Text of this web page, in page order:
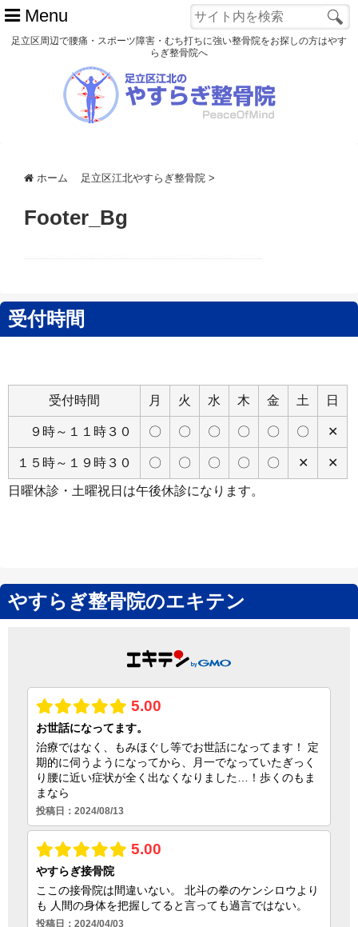
Menu
患者様の声
blog
足立区周辺で腰痛・スポーツ障害・むち打ちに強い整骨院をお探しの方はやす
らぎ整骨院へ
ホーム 足立区江北やすらぎ整骨院 >
Footer_Bg
受付時間
受付時間 月 火 水 木 金 土 日
９時～１１時３０ 〇 〇 〇 〇 〇 〇 ✕
１５時～１９時３０ 〇 〇 〇 〇 〇 ✕ ✕
日曜休診・土曜祝日は午後休診になります。
やすらぎ整骨院のエキテン